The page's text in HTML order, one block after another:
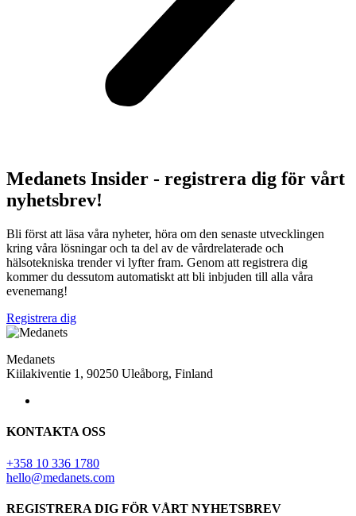
Medanets Insider - registrera dig för vårt
nyhetsbrev!
Bli först att läsa våra nyheter, höra om den senaste utvecklingen
kring våra lösningar och ta del av de vårdrelaterade och
hälsotekniska trender vi lyfter fram. Genom att registrera dig
kommer du dessutom automatiskt att bli inbjuden till alla våra
evenemang!
Registrera dig
Medanets
Kiilakiventie 1, 90250 Uleåborg, Finland
KONTAKTA OSS
+358 10 336 1780
hello@medanets.com
REGISTRERA DIG FÖR VÅRT NYHETSBREV